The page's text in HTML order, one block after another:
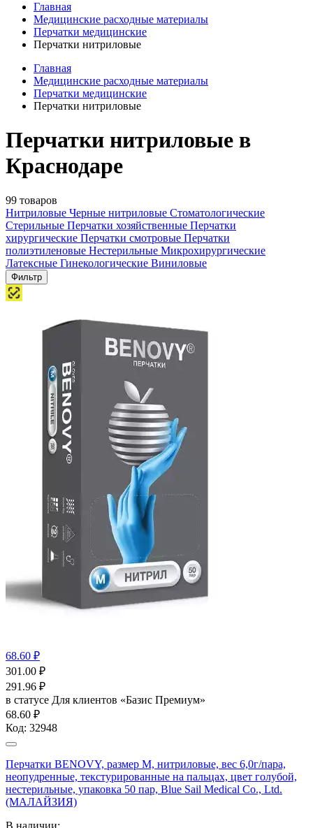
Главная
Медицинские расходные материалы
Перчатки медицинские
Перчатки нитриловые
Главная
Медицинские расходные материалы
Перчатки медицинские
Перчатки нитриловые
Перчатки нитриловые в
Краснодаре
99 товаров
Нитриловые Черные нитриловые Стоматологические
Стерильные Перчатки хозяйственные Перчатки
хирургические Перчатки смотровые Перчатки
полиэтиленовые Нестерильные Микрохирургические
Латексные Гинекологические Виниловые
Фильтр
68.60 ₽
301.00 ₽
291.96 ₽
в статусе Для клиентов «Базис Премиум»
68.60 ₽
Код: 32948
Перчатки BENOVY, размер M, нитриловые, вес 6,0г/пара,
неопудренные, текстурированные на пальцах, цвет голубой,
нестерильные, упаковка 50 пар, Blue Sail Medical Co., Ltd.
(МАЛАЙЗИЯ)
В наличии: